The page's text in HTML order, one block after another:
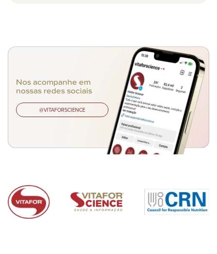
Nos acompanhe em
nossas redes sociais
@VITAFORSCIENCE